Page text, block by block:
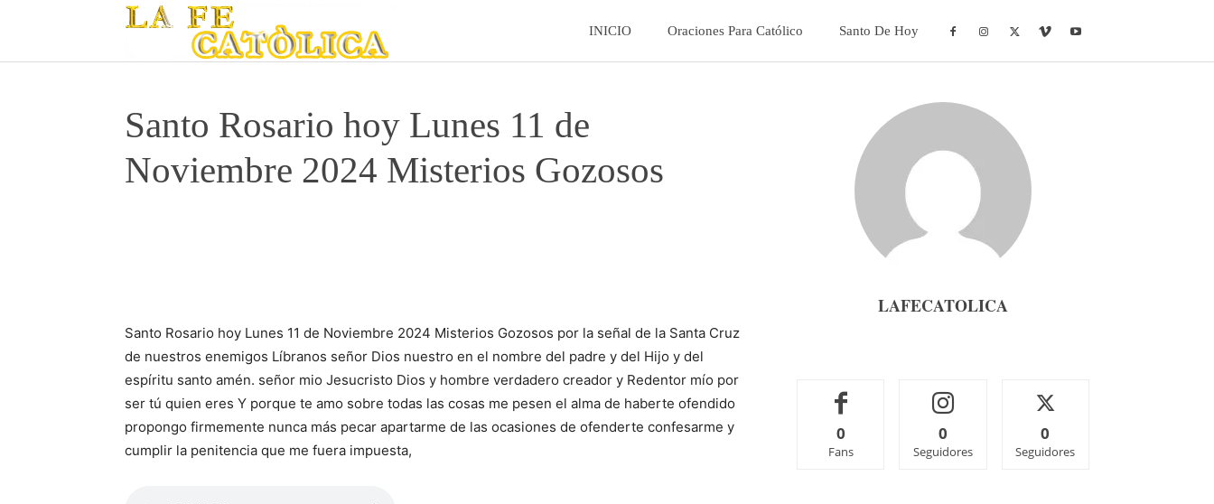
INICIO Oraciones Para Católico Santo De Hoy
Santo Rosario hoy Lunes 11 de
Noviembre 2024 Misterios Gozosos
Santo Rosario hoy Lunes 11 de Noviembre 2024 Misterios Gozosos por la señal de la Santa Cruz
de nuestros enemigos Líbranos señor Dios nuestro en el nombre del padre y del Hijo y del
espíritu santo amén. señor mio Jesucristo Dios y hombre verdadero creador y Redentor mío por
ser tú quien eres Y porque te amo sobre todas las cosas me pesen el alma de haberte ofendido
propongo firmemente nunca más pecar apartarme de las ocasiones de ofenderte confesarme y
cumplir la penitencia que me fuera impuesta,
LAFECATOLICA
0
Fans
0
Seguidores
0
Seguidores